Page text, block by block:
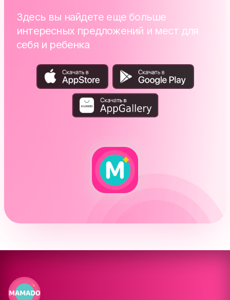
Здесь вы найдете еще больше
интересных предложений и мест для
себя и ребенка